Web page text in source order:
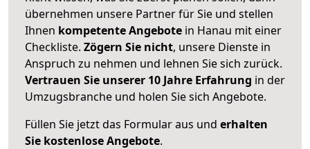
übernehmen unsere Partner für Sie und stellen
Ihnen kompetente Angebote in Hanau mit einer
Checkliste. Zögern Sie nicht, unsere Dienste in
Anspruch zu nehmen und lehnen Sie sich zurück.
Vertrauen Sie unserer 10 Jahre Erfahrung in der
Umzugsbranche und holen Sie sich Angebote.
Füllen Sie jetzt das Formular aus und erhalten
Sie kostenlose Angebote.